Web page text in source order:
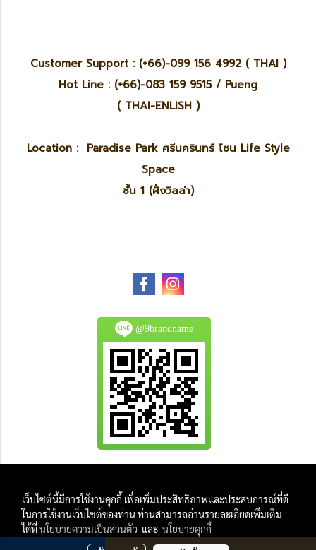
Customer Support : (+66)-099 156 4992 ( THAI )
Hot Line : (+66)-083 159 9515 / Pueng
( THAI-ENLISH )
Location : Paradise Park ศรีนครินทร์ โซน Life Style
Space
ชั้น 1 (ฝั่งวิลล่า)
@9brandname
And
All Photo in this website were taken by
เว็บไซต์นี้มีการใช้งานคุกกี้ เพื่อเพิ่มประสิทธิภาพและประสบการณ์ที่ดี
ในการใช้งานเว็บไซต์ของท่าน ท่านสามารถอ่านรายละเอียดเพิ่มเติม
ได้ที่นโยบายความเป็นส่วนตัว และ นโยบายคุกกี้